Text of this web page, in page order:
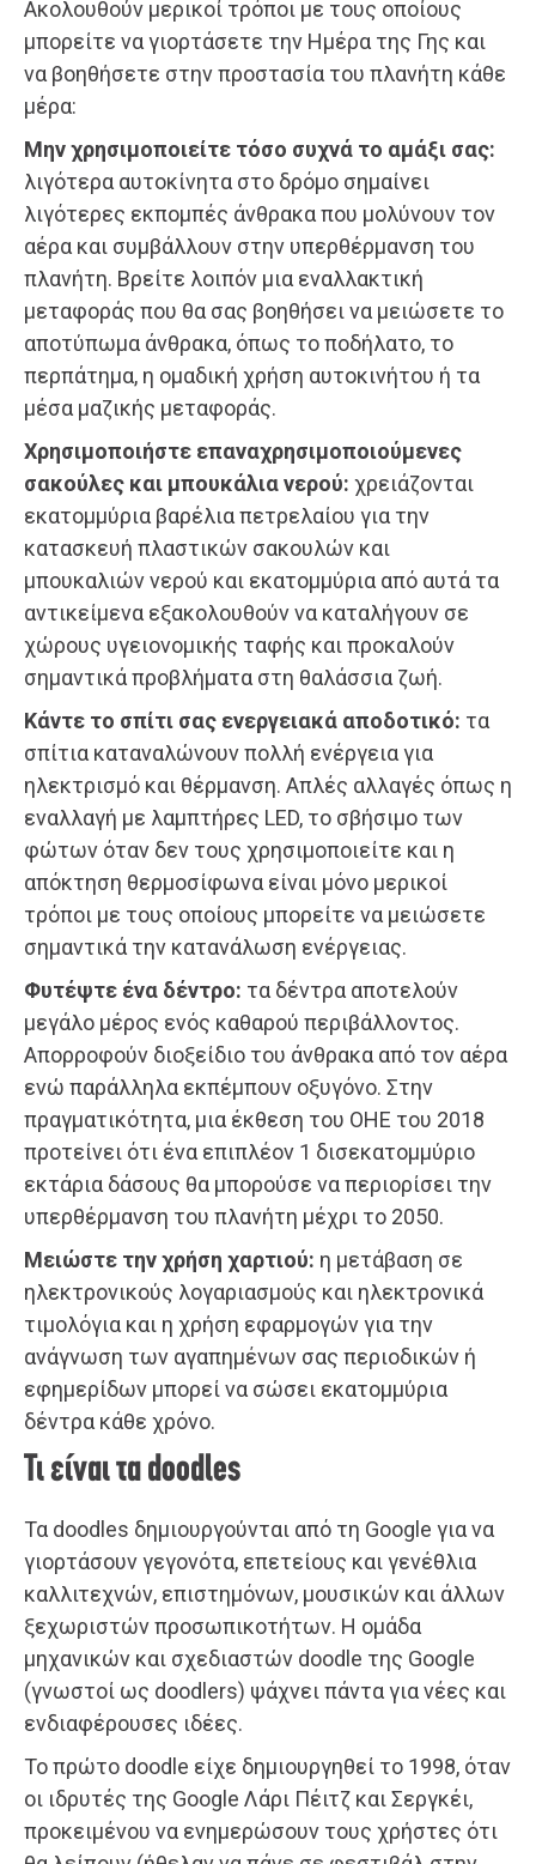
Ακολουθούν μερικοί τρόποι με τους οποίους
μπορείτε να γιορτάσετε την Ημέρα της Γης και
να βοηθήσετε στην προστασία του πλανήτη κάθε
μέρα:
Μην χρησιμοποιείτε τόσο συχνά το αμάξι σας:
λιγότερα αυτοκίνητα στο δρόμο σημαίνει
λιγότερες εκπομπές άνθρακα που μολύνουν τον
αέρα και συμβάλλουν στην υπερθέρμανση του
πλανήτη. Βρείτε λοιπόν μια εναλλακτική
μεταφοράς που θα σας βοηθήσει να μειώσετε το
αποτύπωμα άνθρακα, όπως το ποδήλατο, το
περπάτημα, η ομαδική χρήση αυτοκινήτου ή τα
μέσα μαζικής μεταφοράς.
Χρησιμοποιήστε επαναχρησιμοποιούμενες
σακούλες και μπουκάλια νερού: χρειάζονται
εκατομμύρια βαρέλια πετρελαίου για την
κατασκευή πλαστικών σακουλών και
μπουκαλιών νερού και εκατομμύρια από αυτά τα
αντικείμενα εξακολουθούν να καταλήγουν σε
χώρους υγειονομικής ταφής και προκαλούν
σημαντικά προβλήματα στη θαλάσσια ζωή.
Κάντε το σπίτι σας ενεργειακά αποδοτικό: τα
σπίτια καταναλώνουν πολλή ενέργεια για
ηλεκτρισμό και θέρμανση. Απλές αλλαγές όπως η
εναλλαγή με λαμπτήρες LED, το σβήσιμο των
φώτων όταν δεν τους χρησιμοποιείτε και η
απόκτηση θερμοσίφωνα είναι μόνο μερικοί
τρόποι με τους οποίους μπορείτε να μειώσετε
σημαντικά την κατανάλωση ενέργειας.
Φυτέψτε ένα δέντρο: τα δέντρα αποτελούν
μεγάλο μέρος ενός καθαρού περιβάλλοντος.
Απορροφούν διοξείδιο του άνθρακα από τον αέρα
ενώ παράλληλα εκπέμπουν οξυγόνο. Στην
πραγματικότητα, μια έκθεση του ΟΗΕ του 2018
προτείνει ότι ένα επιπλέον 1 δισεκατομμύριο
εκτάρια δάσους θα μπορούσε να περιορίσει την
υπερθέρμανση του πλανήτη μέχρι το 2050.
Μειώστε την χρήση χαρτιού: η μετάβαση σε
ηλεκτρονικούς λογαριασμούς και ηλεκτρονικά
τιμολόγια και η χρήση εφαρμογών για την
ανάγνωση των αγαπημένων σας περιοδικών ή
εφημερίδων μπορεί να σώσει εκατομμύρια
δέντρα κάθε χρόνο.
Τι είναι τα doodles
Τα doodles δημιουργούνται από τη Google για να
γιορτάσουν γεγονότα, επετείους και γενέθλια
καλλιτεχνών, επιστημόνων, μουσικών και άλλων
ξεχωριστών προσωπικοτήτων. Η ομάδα
μηχανικών και σχεδιαστών doodle της Google
(γνωστοί ως doodlers) ψάχνει πάντα για νέες και
ενδιαφέρουσες ιδέες.
Το πρώτο doodle είχε δημιουργηθεί το 1998, όταν
οι ιδρυτές της Google Λάρι Πέιτζ και Σεργκέι,
προκειμένου να ενημερώσουν τους χρήστες ότι